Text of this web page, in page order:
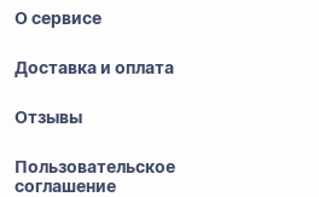
О сервисе
Доставка и оплата
Отзывы
Пользовательское
соглашение